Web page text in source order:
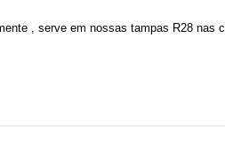
, serve em nossas tampas R28 nas